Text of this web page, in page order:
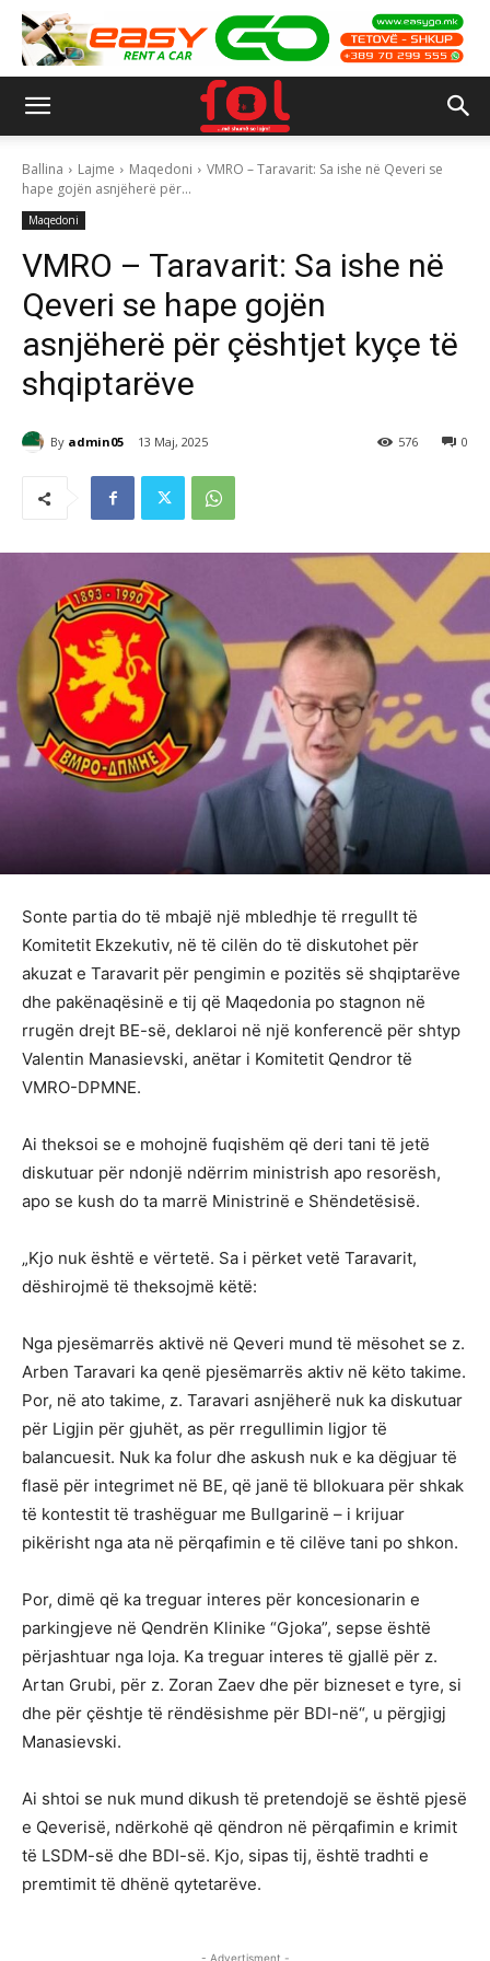
Ballina Lajme Maqedoni
VMRO – Taravarit: Sa ishe në Qeveri se
hape gojën asnjëherë për...
Maqedoni
VMRO – Taravarit: Sa ishe në
Qeveri se hape gojën
asnjëherë për çështjet kyçe të
shqiptarëve
By admin05 13 Maj, 2025 0
576
Sonte partia do të mbajë një mbledhje të rregullt të
Komitetit Ekzekutiv, në të cilën do të diskutohet për
akuzat e Taravarit për pengimin e pozitës së shqiptarëve
dhe pakënaqësinë e tij që Maqedonia po stagnon në
rrugën drejt BE-së, deklaroi në një konferencë për shtyp
Valentin Manasievski, anëtar i Komitetit Qendror të
VMRO-DPMNE.
Ai theksoi se e mohojnë fuqishëm që deri tani të jetë
diskutuar për ndonjë ndërrim ministrish apo resorësh,
apo se kush do ta marrë Ministrinë e Shëndetësisë.
„Kjo nuk është e vërtetë. Sa i përket vetë Taravarit,
dëshirojmë të theksojmë këtë:
Nga pjesëmarrës aktivë në Qeveri mund të mësohet se z.
Arben Taravari ka qenë pjesëmarrës aktiv në këto takime.
Por, në ato takime, z. Taravari asnjëherë nuk ka diskutuar
për Ligjin për gjuhët, as për rregullimin ligjor të
balancuesit. Nuk ka folur dhe askush nuk e ka dëgjuar të
flasë për integrimet në BE, që janë të bllokuara për shkak
të kontestit të trashëguar me Bullgarinë – i krijuar
pikërisht nga ata në përqafimin e të cilëve tani po shkon.
Por, dimë që ka treguar interes për koncesionarin e
parkingjeve në Qendrën Klinike “Gjoka”, sepse është
përjashtuar nga loja. Ka treguar interes të gjallë për z.
Artan Grubi, për z. Zoran Zaev dhe për bizneset e tyre, si
dhe për çështje të rëndësishme për BDI-në“, u përgjigj
Manasievski.
Ai shtoi se nuk mund dikush të pretendojë se është pjesë
e Qeverisë, ndërkohë që qëndron në përqafimin e krimit
të LSDM-së dhe BDI-së. Kjo, sipas tij, është tradhti e
premtimit të dhënë qytetarëve.
- Advertisment -